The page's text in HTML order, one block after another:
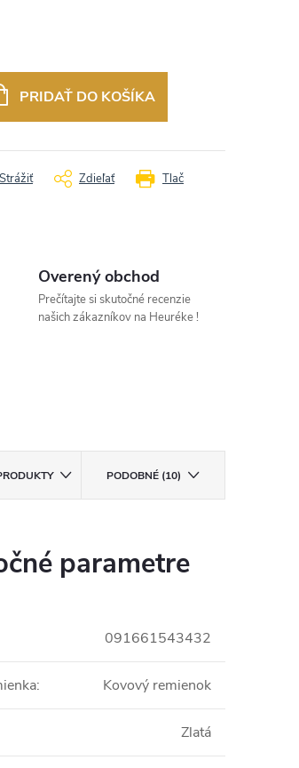
PRIDAŤ DO KOŠÍKA
Tlač
Strážiť Zdieľať
Overený obchod
Prečítajte si skutočné recenzie
našich zákazníkov na Heuréke !
PODOBNÉ (10)
parametre
091661543432
: Kovový remienok
Zlatá